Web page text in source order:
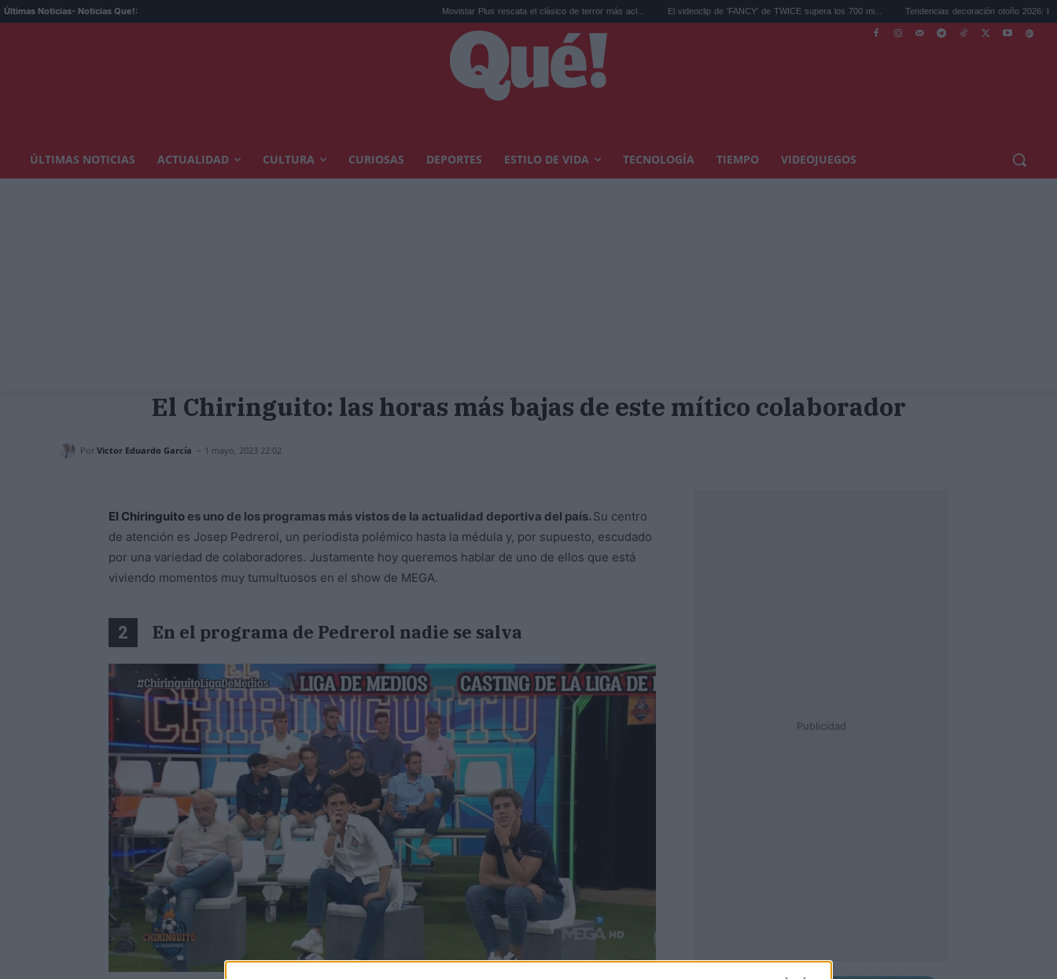
Últimas Noticias- Noticias Que!: Movistar Plus rescata el clásico de terror más acl... El videoclip de 'FANCY' de TWICE supera los 700 mi... Tendencias decoración otoño 2026: los colores y
ÚLTIMAS NOTICIAS ACTUALIDAD CULTURA CURIOSAS DEPORTES ESTILO DE VIDA TECNOLOGÍA TIEMPO VIDEOJUEGOS
El Chiringuito: las horas más bajas de este mítico colaborador
Por Victor Eduardo García - 1 mayo, 2023 22:02
El Chiringuito es uno de los programas más vistos de la actualidad deportiva del país. Su centro
de atención es Josep Pedrerol, un periodista polémico hasta la médula y, por supuesto, escudado
por una variedad de colaboradores. Justamente hoy queremos hablar de uno de ellos que está
viviendo momentos muy tumultuosos en el show de MEGA.
2 En el programa de Pedrerol nadie se salva
Publicidad